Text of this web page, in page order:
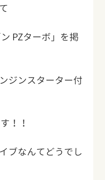
PZターボ」を掲
ジンスターター付
！！
ブなんてどうでし